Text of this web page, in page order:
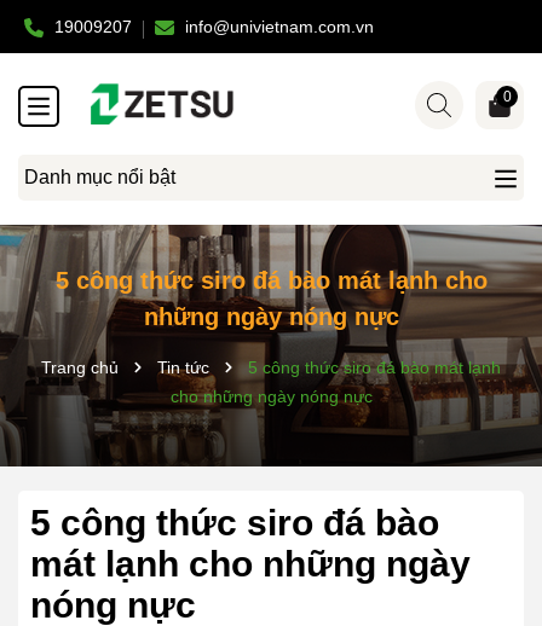
19009207 info@univietnam.com.vn
Danh mục nổi bật
0
5 công thức siro đá bào mát lạnh cho
những ngày nóng nực
Trang chủ Tin tức
5 công thức siro đá bào mát lạnh
cho những ngày nóng nực
5 công thức siro đá bào
mát lạnh cho những ngày
nóng nực